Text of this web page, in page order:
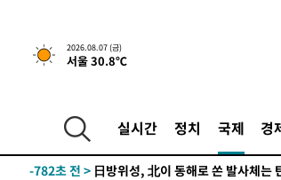
2026.08.07 (금)
서울 30.8℃
실시간 정치 국제 경
-18504초 전 >'월드컵 탈락 후폭풍' 축구협회
합)
-17940초 전 >[속보] 뉴욕증시, 혼조 출발…나
-15418초 전 >
경찰, '홍명보는 2순위' 결론냈
-1014초 전 >
-762초 전 > 日방위성, 北이 동해로 쏜 발사체는